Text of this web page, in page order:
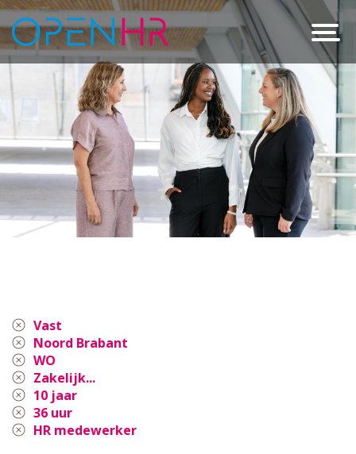
Vast
Noord Brabant
WO
Zakelijk...
10 jaar
36 uur
HR medewerker